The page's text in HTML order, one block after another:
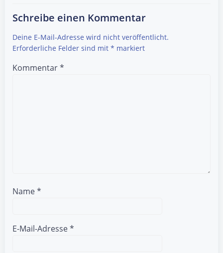
navigationnavigation
Schreibe einen Kommentar
Deine E-Mail-Adresse wird nicht veröffentlicht.
Erforderliche Felder sind mit * markiert
Kommentar*
Name*
E-Mail-Adresse*